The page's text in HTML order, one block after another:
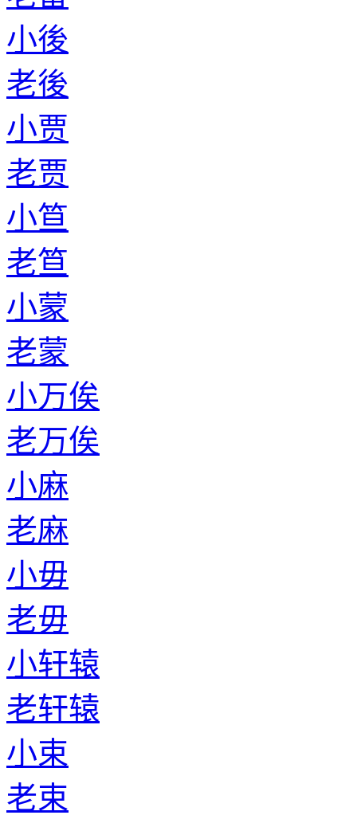
小後
老後
小贾
老贾
小笪
老笪
小蒙
老蒙
小万俟
老万俟
小麻
老麻
小毋
老毋
小轩辕
老轩辕
小束
老束